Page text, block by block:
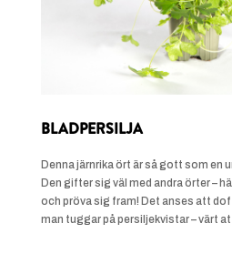
BLADPERSILJA
Denna järnrika ört är så gott som en
Den gifter sig väl med andra örter –
och pröva sig fram! Det anses att
man tuggar på persiljekvistar – värt